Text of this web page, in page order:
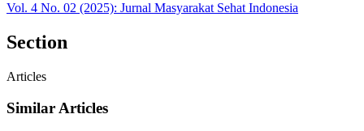
Vol. 4 No. 02 (2025): Jurnal Masyarakat Sehat Indonesia
Section
Articles
Similar Articles